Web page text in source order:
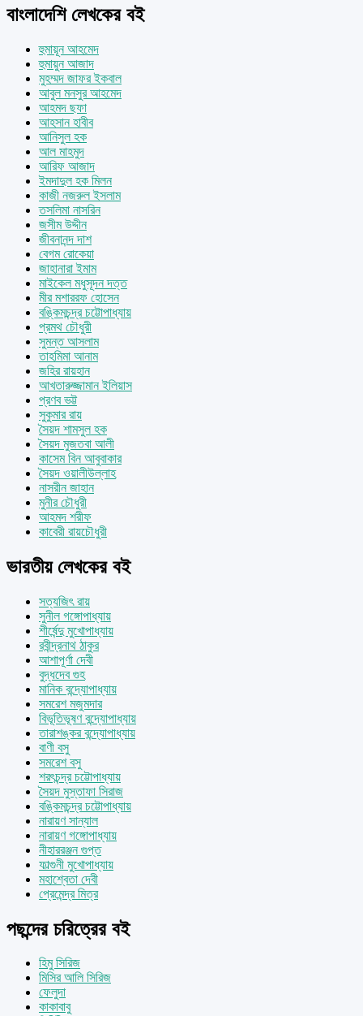
বাংলাদেশি লেখকের বই
হুমায়ূন আহমেদ
হুমায়ুন আজাদ
মুহম্মদ জাফর ইকবাল
আবুল মনসুর আহমেদ
আহমদ ছফা
আহসান হাবীব
আনিসুল হক
আল মাহমুদ
আরিফ আজাদ
ইমদাদুল হক মিলন
কাজী নজরুল ইসলাম
তসলিমা নাসরিন
জসীম উদ্দীন
জীবনানন্দ দাশ
বেগম রোকেয়া
জাহানারা ইমাম
মাইকেল মধুসূদন দত্ত
মীর মশাররফ হোসেন
বঙ্কিমচন্দ্র চট্টোপাধ্যায়
প্রমথ চৌধুরী
সুমন্ত আসলাম
তাহমিমা আনাম
জহির রায়হান
আখতারুজ্জামান ইলিয়াস
প্রণব ভট্ট
সুকুমার রায়
সৈয়দ শামসুল হক
সৈয়দ মুজতবা আলী
কাসেম বিন আবুবাকার
সৈয়দ ওয়ালীউল্লাহ
নাসরীন জাহান
মুনীর চৌধুরী
আহমদ শরীফ
কাবেরী রায়চৌধুরী
ভারতীয় লেখকের বই
সত্যজিৎ রায়
সুনীল গঙ্গোপাধ্যায়
শীর্ষেন্দু মুখোপাধ্যায়
রবীন্দ্রনাথ ঠাকুর
আশাপূর্ণা দেবী
বুদ্ধদেব গুহ
মানিক বন্দ্যোপাধ্যায়
সমরেশ মজুমদার
বিভূতিভূষণ বন্দ্যোপাধ্যায়
তারাশঙ্কর বন্দ্যোপাধ্যায়
বাণী বসু
সমরেশ বসু
শরৎচন্দ্র চট্টোপাধ্যায়
সৈয়দ মুস্তাফা সিরাজ
বঙ্কিমচন্দ্র চট্টোপাধ্যায়
নারায়ণ সান্যাল
নারায়ণ গঙ্গোপাধ্যায়
নীহাররঞ্জন গুপ্ত
ফাল্গুনী মুখোপাধ্যায়
মহাশ্বেতা দেবী
প্রেমেন্দ্র মিত্র
পছন্দের চরিত্রের বই
হিমু সিরিজ
মিসির আলি সিরিজ
ফেলুদা
কাকাবাবু